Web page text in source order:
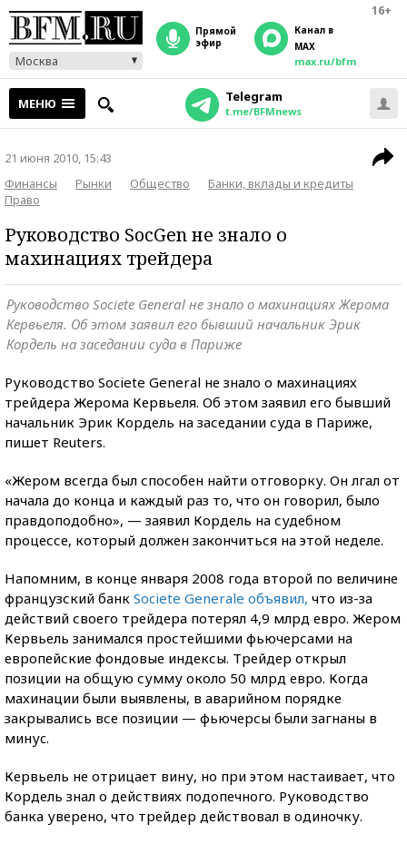
16+
Москва
прямой
эфир
Канал в
MAX
max.ru/bfm
МЕНЮ Telegram
t.me/BFMnews
21 июня 2010, 15:43
Финансы
Рынки Общество
Банки, вклады и кредиты
Право
Руководство SocGen не знало о
махинациях трейдера
Руководство Societe General не знало о махинациях Жерома
Кервьеля. Об этом заявил его бывший начальник Эрик
Кордель на заседании суда в Париже
Руководство Societe General не знало о махинациях
трейдера Жерома Кервьеля. Об этом заявил его бывший
начальник Эрик Кордель на заседании суда в Париже,
пишет Reuters.
«Жером всегда был способен найти отговорку. Он лгал от
начала до конца и каждый раз то, что он говорил, было
правдоподобно», — заявил Кордель на судебном
процессе, который должен закончиться на этой неделе.
Напомним, в конце января 2008 года второй по величине
французский банк Societe Generale объявил, что из-за
действий своего трейдера потерял 4,9 млрд евро. Жером
Кервьель занимался простейшими фьючерсами на
европейские фондовые индексы. Трейдер открыл
позиции на общую сумму около 50 млрд евро. Когда
махинации были выявлены, в аварийном порядке
закрывались все позиции — фьючерсы были загнаны в
минуc.
Кервьель не отрицает вину, но при этом настаивает, что
Кордель знал о действиях подопечного. Руководство
банка уверено, что трейдер действовал в одиночку.